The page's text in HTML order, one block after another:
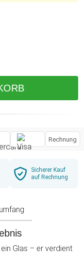
Rechnung
Sicherer Kauf
auf Rechnung
Glas – er verdient